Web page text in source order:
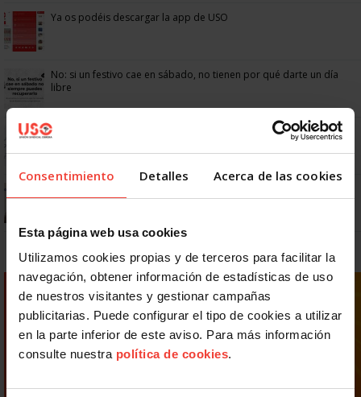
Consentimiento Detalles Acerca de las cookies
Esta página web usa cookies
Utilizamos cookies propias y de terceros para facilitar la
navegación, obtener información de estadísticas de uso
de nuestros visitantes y gestionar campañas
publicitarias. Puede configurar el tipo de cookies a utilizar
en la parte inferior de este aviso. Para más información
consulte nuestra política de cookies.
Ya os podéis descargar la app de USO
No: si un festivo cae en sábado, no tienen por qué darte un día
libre
Dudas frecuentes sobre las vacaciones